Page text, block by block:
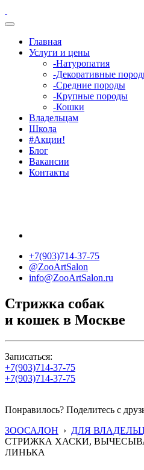
Главная
Услуги и цены
-Натуропатия
-Декоративные
-Средние породы
-Крупные породы
-Кошки
Владельцам
Школа
#Акции!
Блог
Вакансии
Контакты
+7(903)714-37-75
@ZooArtSalon
info@ZooArtSalon.ru
Стрижка собак
и кошек в Москве
Записаться:
+7(903)714-37-75
+7(903)714-37-75
Понравилось? Поделитесь с
ЗООСАЛОН › ДЛЯ
СТРИЖКА ХАСКИ,
ЛИНЬКА